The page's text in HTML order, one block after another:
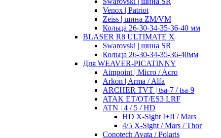
Venox | Patriot
Zeiss | шина ZM/VM
Кольца 26-30-34-35-36-40 мм
BLASER R8 ULTIMATE X
Swarovski | шина SR
Кольца 26-30-34-35-36-40мм
Для WEAVER-PICATINNY
Aimpoint | Micro / Acro
Arkon | Arma / Alfa
ARCHER TVT | tsa-7 / tsa-9
ATAK ET/OT/ES3 LRF
ATN | 4 / 5 / HD
HD X-Sight I+II / Mars
4/5 X-Sight / Mars / Thor
Conotech Avata / Polaris